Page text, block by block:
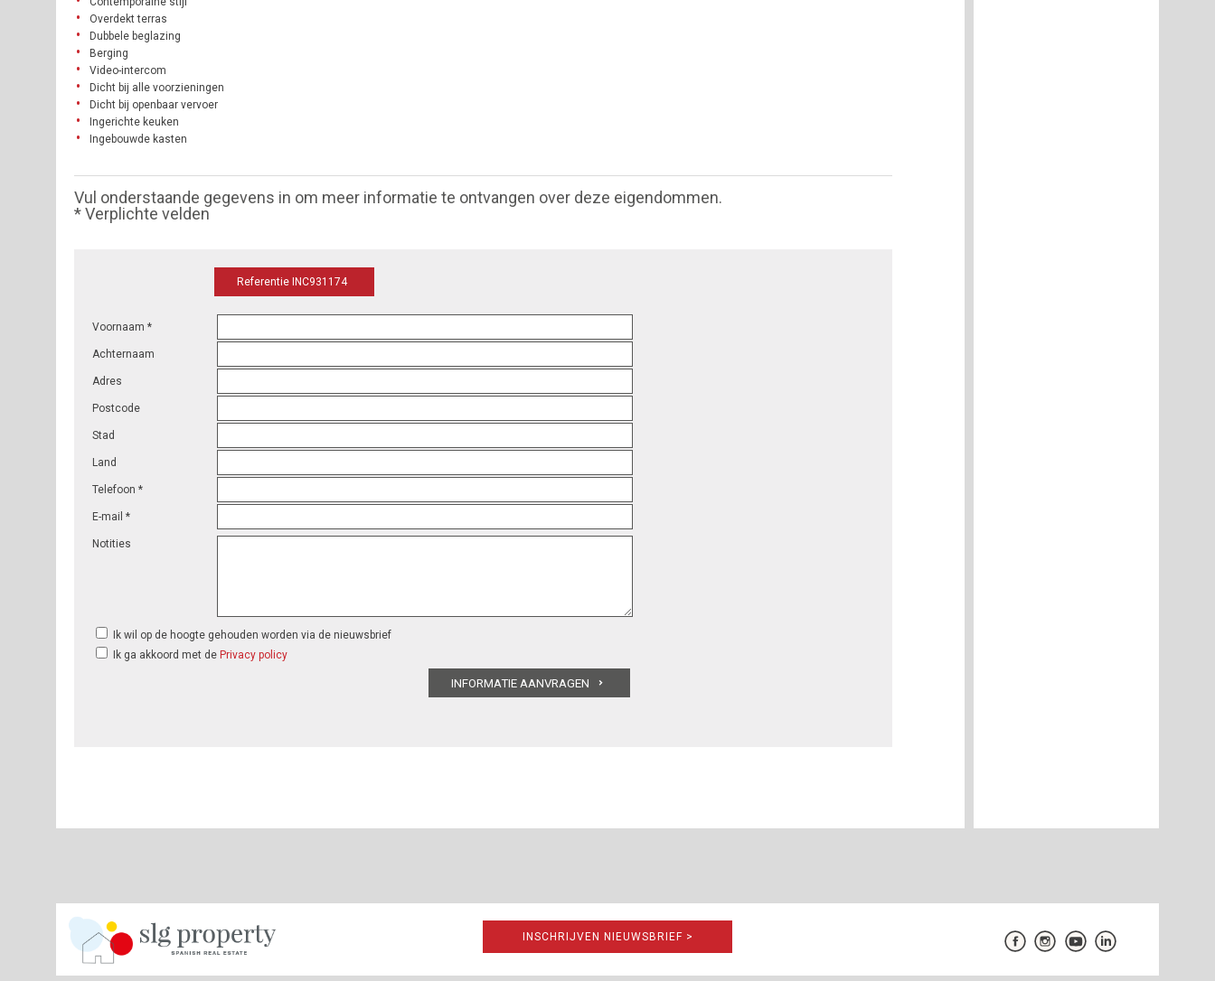
Overdekt terras
Dubbele beglazing
Berging
Video-intercom
Dicht bij alle voorzieningen
Dicht bij openbaar vervoer
Ingerichte keuken
Ingebouwde kasten
Vul onderstaande gegevens in om meer informatie te ontvangen over deze eigendommen.
* Verplichte velden
Referentie INC931174
Voornaam *
Achternaam
Adres
Postcode
Stad
Land
Telefoon *
E-mail *
Notities
Ik wil op de hoogte gehouden worden via de nieuwsbrief
Ik ga akkoord met de Privacy policy
INSCHRIJVEN NIEUWSBRIEF >